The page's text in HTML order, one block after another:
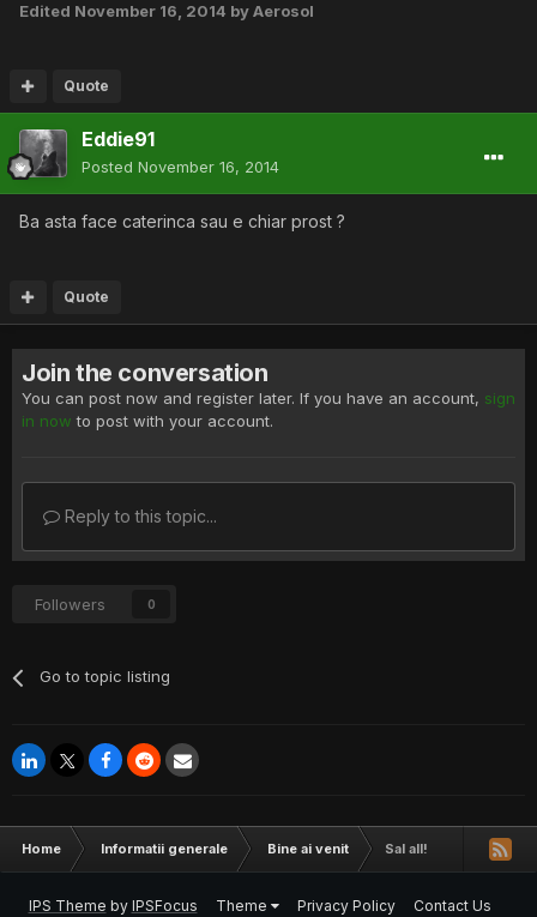
Edited November 16, 2014 by Aerosol
Quote
Eddie91
Posted November 16, 2014
Ba asta face caterinca sau e chiar prost ?
Quote
Join the conversation
You can post now and register later. If you have an account, sign
in now to post with your account.
Reply to this topic...
Followers 0
Go to topic listing
Home Informatii generale Bine ai venit Sal all!
IPS Theme by IPSFocus Theme Privacy Policy Contact Us